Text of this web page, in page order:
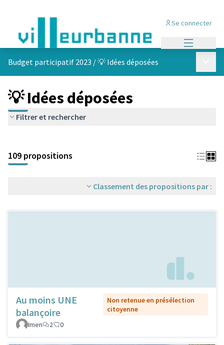
Se connecter
Budget participatif 2023 /💡 Idées déposées
💡 Idées déposées
Filtrer et rechercher
+
−
109 propositions
Classement des propositions par :
Au moins UNE
balançoire
Non retenue en présélection
citoyenne
Imen
2 0